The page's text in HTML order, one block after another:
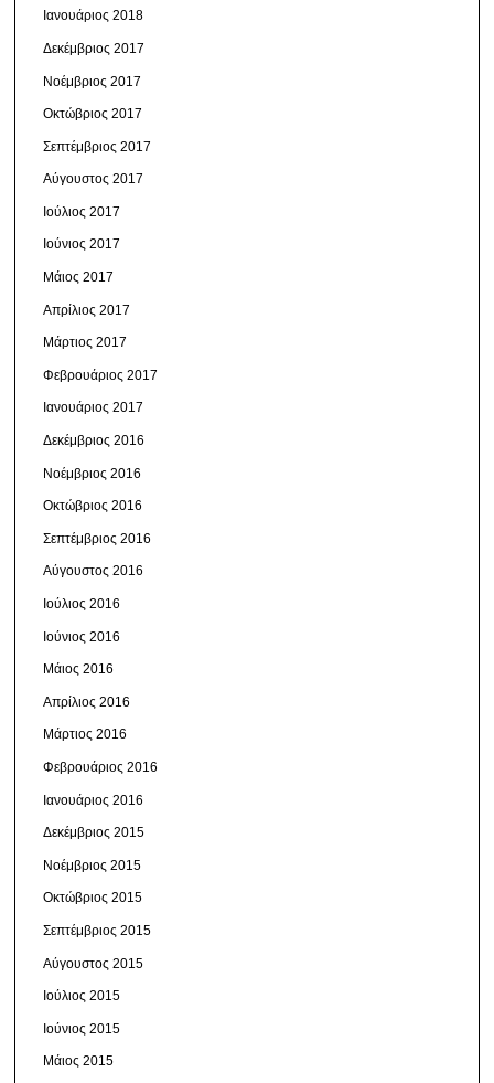
Ιανουάριος 2018
Δεκέμβριος 2017
Νοέμβριος 2017
Οκτώβριος 2017
Σεπτέμβριος 2017
Αύγουστος 2017
Ιούλιος 2017
Ιούνιος 2017
Μάιος 2017
Απρίλιος 2017
Μάρτιος 2017
Φεβρουάριος 2017
Ιανουάριος 2017
Δεκέμβριος 2016
Νοέμβριος 2016
Οκτώβριος 2016
Σεπτέμβριος 2016
Αύγουστος 2016
Ιούλιος 2016
Ιούνιος 2016
Μάιος 2016
Απρίλιος 2016
Μάρτιος 2016
Φεβρουάριος 2016
Ιανουάριος 2016
Δεκέμβριος 2015
Νοέμβριος 2015
Οκτώβριος 2015
Σεπτέμβριος 2015
Αύγουστος 2015
Ιούλιος 2015
Ιούνιος 2015
Μάιος 2015